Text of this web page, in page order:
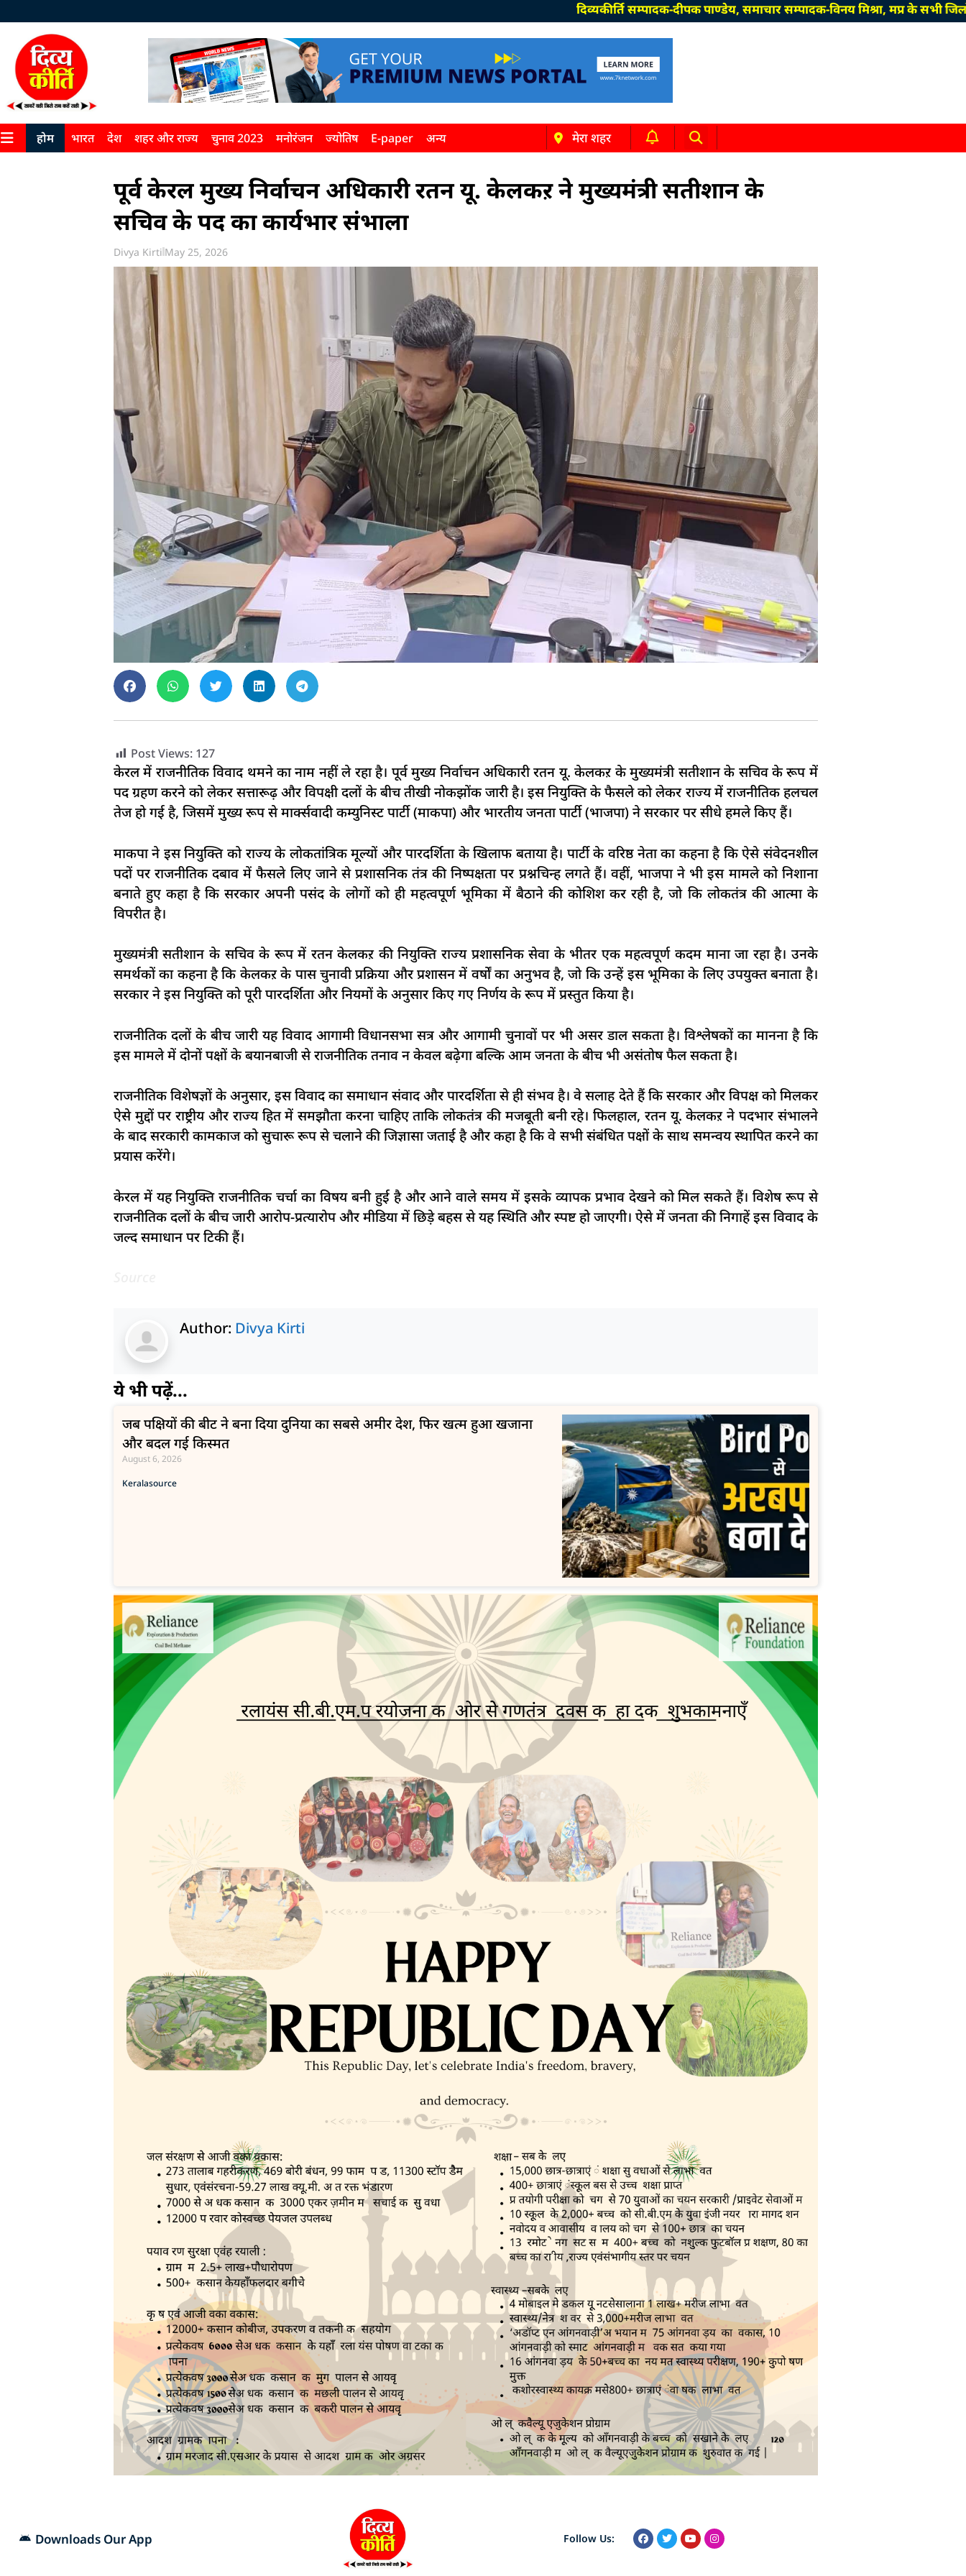
दिव्यकीर्ति सम्पादक-दीपक पाण्डेय, समाचार सम्पादक-विनय मिश्रा, मप्र के सभी जिलों में
होम भारत देश शहर और राज्य चुनाव 2023 मनोरंजन ज्योतिष E-paper अन्य मेरा शहर
पूर्व केरल मुख्य निर्वाचन अधिकारी रतन यू. केलकऱ ने मुख्यमंत्री सतीशान के
सचिव के पद का कार्यभार संभाला
Divya Kirti May 25, 2026
Post Views: 127
केरल में राजनीतिक विवाद थमने का नाम नहीं ले रहा है। पूर्व मुख्य निर्वाचन अधिकारी रतन यू. केलकऱ के मुख्यमंत्री सतीशान के सचिव के रूप में
पद ग्रहण करने को लेकर सत्तारूढ़ और विपक्षी दलों के बीच तीखी नोकझोंक जारी है। इस नियुक्ति के फैसले को लेकर राज्य में राजनीतिक हलचल
तेज हो गई है, जिसमें मुख्य रूप से मार्क्सवादी कम्युनिस्ट पार्टी (माकपा) और भारतीय जनता पार्टी (भाजपा) ने सरकार पर सीधे हमले किए हैं।
माकपा ने इस नियुक्ति को राज्य के लोकतांत्रिक मूल्यों और पारदर्शिता के खिलाफ बताया है। पार्टी के वरिष्ठ नेता का कहना है कि ऐसे संवेदनशील
पदों पर राजनीतिक दबाव में फैसले लिए जाने से प्रशासनिक तंत्र की निष्पक्षता पर प्रश्नचिन्ह लगते हैं। वहीं, भाजपा ने भी इस मामले को निशाना
बनाते हुए कहा है कि सरकार अपनी पसंद के लोगों को ही महत्वपूर्ण भूमिका में बैठाने की कोशिश कर रही है, जो कि लोकतंत्र की आत्मा के
विपरीत है।
मुख्यमंत्री सतीशान के सचिव के रूप में रतन केलकऱ की नियुक्ति राज्य प्रशासनिक सेवा के भीतर एक महत्वपूर्ण कदम माना जा रहा है। उनके
समर्थकों का कहना है कि केलकऱ के पास चुनावी प्रक्रिया और प्रशासन में वर्षों का अनुभव है, जो कि उन्हें इस भूमिका के लिए उपयुक्त बनाता है।
सरकार ने इस नियुक्ति को पूरी पारदर्शिता और नियमों के अनुसार किए गए निर्णय के रूप में प्रस्तुत किया है।
राजनीतिक दलों के बीच जारी यह विवाद आगामी विधानसभा सत्र और आगामी चुनावों पर भी असर डाल सकता है। विश्लेषकों का मानना है कि
इस मामले में दोनों पक्षों के बयानबाजी से राजनीतिक तनाव न केवल बढ़ेगा बल्कि आम जनता के बीच भी असंतोष फैल सकता है।
राजनीतिक विशेषज्ञों के अनुसार, इस विवाद का समाधान संवाद और पारदर्शिता से ही संभव है। वे सलाह देते हैं कि सरकार और विपक्ष को मिलकर
ऐसे मुद्दों पर राष्ट्रीय और राज्य हित में समझौता करना चाहिए ताकि लोकतंत्र की मजबूती बनी रहे। फिलहाल, रतन यू. केलकऱ ने पदभार संभालने
के बाद सरकारी कामकाज को सुचारू रूप से चलाने की जिज्ञासा जताई है और कहा है कि वे सभी संबंधित पक्षों के साथ समन्वय स्थापित करने का
प्रयास करेंगे।
केरल में यह नियुक्ति राजनीतिक चर्चा का विषय बनी हुई है और आने वाले समय में इसके व्यापक प्रभाव देखने को मिल सकते हैं। विशेष रूप से
राजनीतिक दलों के बीच जारी आरोप-प्रत्यारोप और मीडिया में छिड़े बहस से यह स्थिति और स्पष्ट हो जाएगी। ऐसे में जनता की निगाहें इस विवाद के
जल्द समाधान पर टिकी हैं।
Author: Divya Kirti
ये भी पढ़ें...
जब पक्षियों की बीट ने बना दिया दुनिया का सबसे अमीर देश, फिर खत्म हुआ खजाना
और बदल गई किस्मत
August 6, 2026
Keralasource
Downloads Our App Follow Us: